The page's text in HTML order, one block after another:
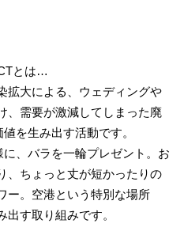
とは…
拡大による、ウェディングや
、需要が激減してしまった廃
を生み出す活動です。
、バラを一輪プレゼント。お
、ちょっと丈が短かったりの
ー。空港という特別な場所
す取り組みです。